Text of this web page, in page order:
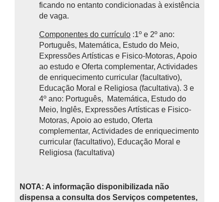
ficando no entanto condicionadas à existência
de vaga.
Componentes do currículo :1º e 2º ano:
Português, Matemática, Estudo do Meio,
Expressões Artísticas e Fisico-Motoras, Apoio
ao estudo e Oferta complementar, Actividades
de enriquecimento curricular (facultativo),
Educação Moral e Religiosa (facultativa). 3 e
4º ano: Português, Matemática, Estudo do
Meio, Inglês, Expressões Artísticas e Fisico-
Motoras, Apoio ao estudo, Oferta
complementar, Actividades de enriquecimento
curricular (facultativo), Educação Moral e
Religiosa (facultativa)
NOTA: A informação disponibilizada não
dispensa a consulta dos Serviços competentes,